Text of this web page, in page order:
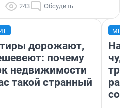
243 Обсудить
дорожают,
почему
недвижимости
такой странный